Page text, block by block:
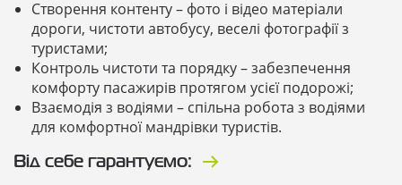
Створення контенту – фото і відео матеріали
дороги, чистоти автобусу, веселі фотографії з
туристами;
Контроль чистоти та порядку – забезпечення
комфорту пасажирів протягом усієї подорожі;
Взаємодія з водіями – спільна робота з водіями
для комфортної мандрівки туристів.
Від себе гарантуємо: